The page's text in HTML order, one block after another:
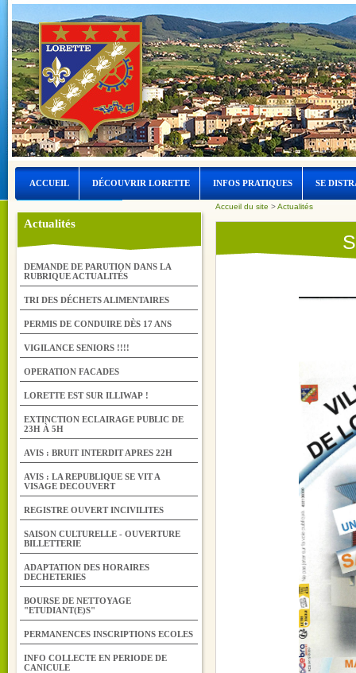
ACCUEIL DÉCOUVRIR LORETTE INFOS PRATIQUES SE
LORETTE ET L’EAU
Actualités
DEMANDE DE PARUTION DANS LA
RUBRIQUE ACTUALITÉS
TRI DES DÉCHETS ALIMENTAIRES
PERMIS DE CONDUIRE DÈS 17 ANS
VIGILANCE SENIORS !!!!
OPERATION FACADES
LORETTE EST SUR ILLIWAP !
EXTINCTION ECLAIRAGE PUBLIC DE
23H À 5H
AVIS : BRUIT INTERDIT APRES 22H
AVIS : LA REPUBLIQUE SE VIT A
VISAGE DECOUVERT
REGISTRE OUVERT INCIVILITES
SAISON CULTURELLE - OUVERTURE
BILLETTERIE
ADAPTATION DES HORAIRES
DECHETERIES
BOURSE DE NETTOYAGE
"ETUDIANT(E)S"
PERMANENCES INSCRIPTIONS ECOLES
INFO COLLECTE EN PERIODE DE
CANICULE
Accueil du site >Actualités